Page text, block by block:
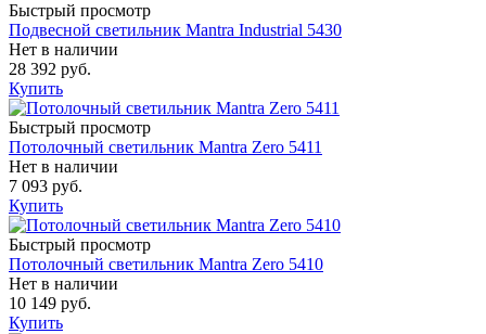
Быстрый просмотр
Подвесной светильник Mantra Industrial 5430
Нет в наличии
28 392 руб.
Купить
Быстрый просмотр
Потолочный светильник Mantra Zero 5411
Нет в наличии
7 093 руб.
Купить
Быстрый просмотр
Потолочный светильник Mantra Zero 5410
Нет в наличии
10 149 руб.
Купить